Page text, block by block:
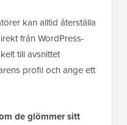
kan alltid återställa
från WordPress-
till avsnittet
profil och ange ett
de glömmer sitt